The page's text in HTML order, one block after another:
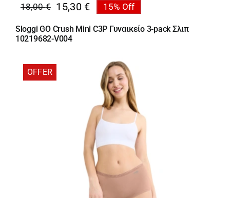
18,00€
Original
price
was:
15,30 €
Η
τρέχουσα
τιμή
15,30 €.
15% Off
Sloggi GO Crush Mini C3P Γυναικείο 3-pack Σλιπ
10219682-V004
OFFER